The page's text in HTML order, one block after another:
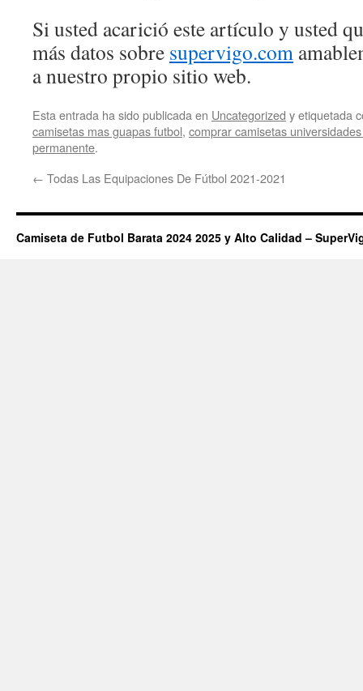
Si usted acarició este artículo y usted
más datos sobre supervigo.com
a nuestro propio sitio web.
Esta entrada ha sido publicada en Uncategorized y etiquetada
camisetas mas guapas futbol, comprar camisetas
permanente.
← Todas Las Equipaciones De Fútbol 2021-2021
Camiseta de Futbol Barata 2024 2025 y Alto Calidad –